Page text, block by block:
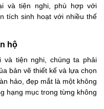
và tiện nghi, phù hợp với
tích sinh hoạt với nhiều thế
hộ
và tiện nghi, chúng ta phải
bản vẽ thiết kế và lựa chọn
hảo, đẹp mắt là một không
hạng mục trong từng không